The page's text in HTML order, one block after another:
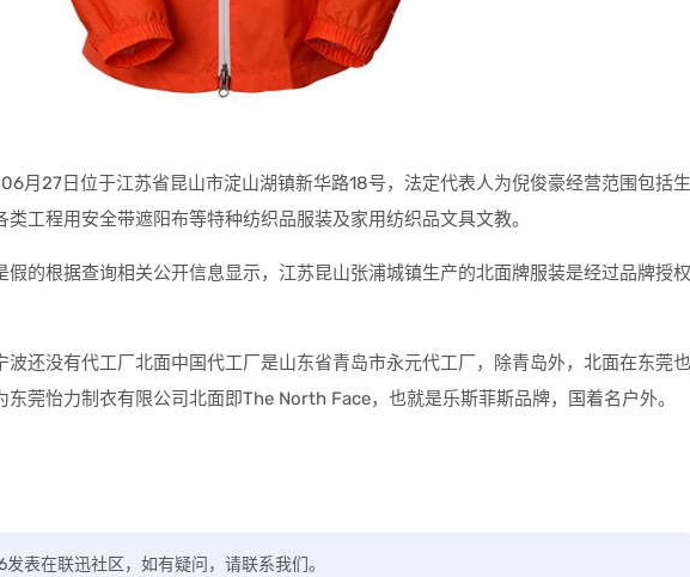
月27日位于江苏省昆山市淀山湖镇新华路18号，法定代表人为倪俊豪经营范围包括生
工程用安全带遮阳布等特种纺织品服装及家用纺织品文具文教。
的根据查询相关公开信息显示，江苏昆山张浦城镇生产的北面牌服装是经过品牌授权
波还没有代工厂北面中国代工厂是山东省青岛市永元代工厂，除青岛外，北面在东莞也
莞怡力制衣有限公司北面即The North Face，也就是乐斯菲斯品牌，国着名户外。
表在联迅社区，如有疑问，请联系我们。